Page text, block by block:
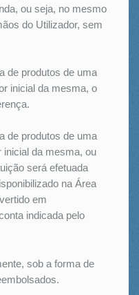
ou seja, no mesmo
do Utilizador, sem
de produtos de uma
inicial da mesma, o
de produtos de uma
inicial da mesma, ou
será efetuada
na Área
em
indicada pelo
sob a forma de